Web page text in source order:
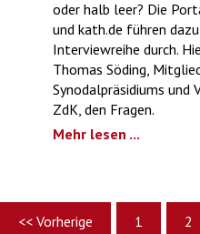
oder halb leer? Die
und kath.de führen
Interviewreihe durch.
Thomas Söding,
Synodalpräsidiums und
ZdK, den Fragen.
Mehr lesen ...
<< Vorherige 1 2